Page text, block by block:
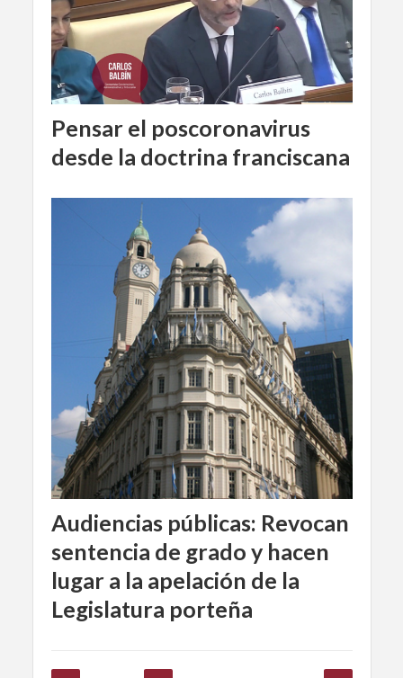
Pensar el poscoronavirus
desde la doctrina franciscana
Audiencias públicas: Revocan
sentencia de grado y hacen
lugar a la apelación de la
Legislatura porteña